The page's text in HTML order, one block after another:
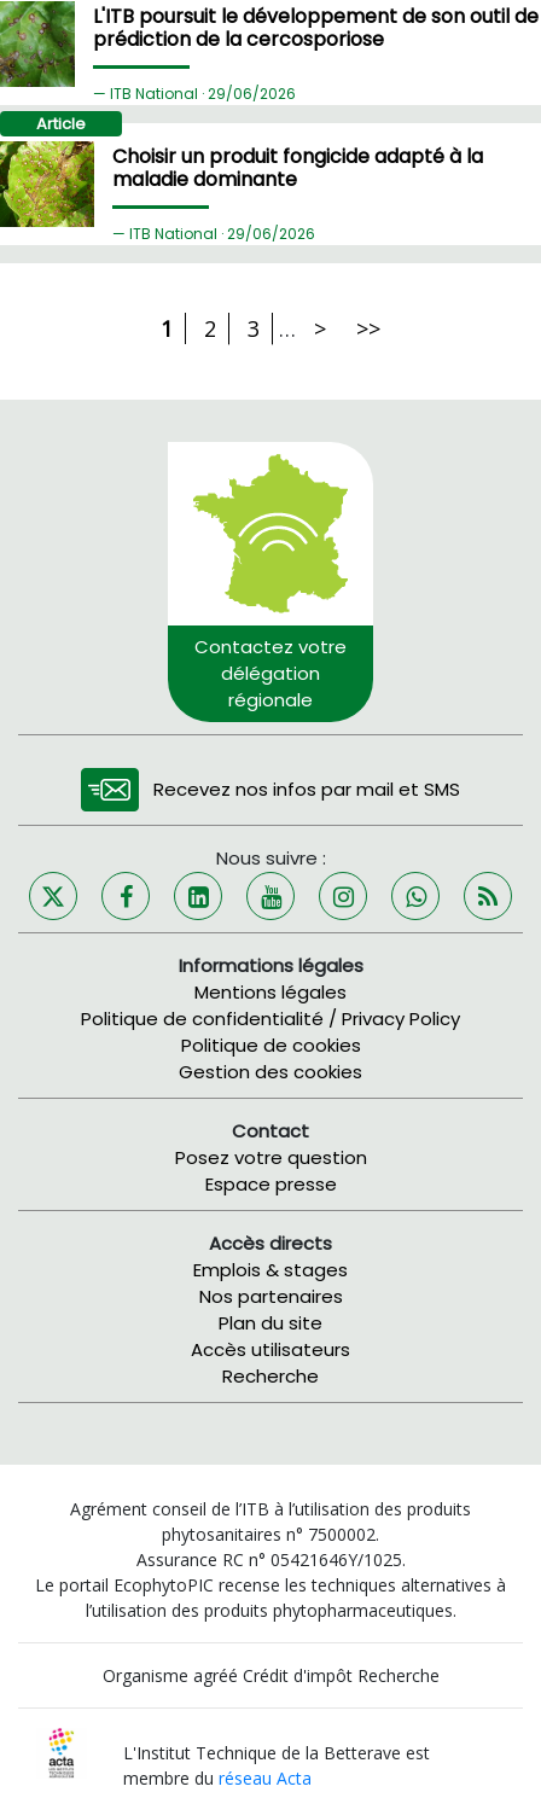
L'ITB poursuit le développement de son outil de
prédiction de la cercosporiose
ITB National ·29/06/2026
Article
Choisir un produit fongicide adapté à la
maladie dominante
ITB National ·29/06/2026
1 2 3 … > >>
Contactez votre
délégation
régionale
Recevez nos infos par mail et SMS
Nous suivre :
Informations légales
Mentions légales
Politique de confidentialité / Privacy Policy
Politique de cookies
Gestion des cookies
Contact
Posez votre question
Espace presse
Accès directs
Emplois & stages
Nos partenaires
Plan du site
Accès utilisateurs
Recherche
Agrément conseil de l’ITB à l’utilisation des produits
phytosanitaires n° 7500002.
Assurance RC n° 05421646Y/1025.
Le portail EcophytoPIC recense les techniques alternatives à
l’utilisation des produits phytopharmaceutiques.
Organisme agréé Crédit d'impôt Recherche
L'Institut Technique de la Betterave est
membre duréseau Acta